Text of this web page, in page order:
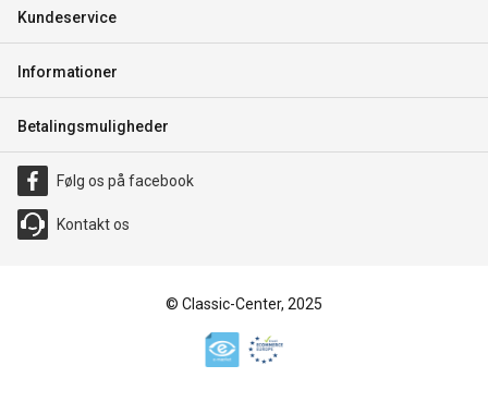
Kundeservice
Informationer
Betalingsmuligheder
Følg os på facebook
Kontakt os
© Classic-Center, 2025